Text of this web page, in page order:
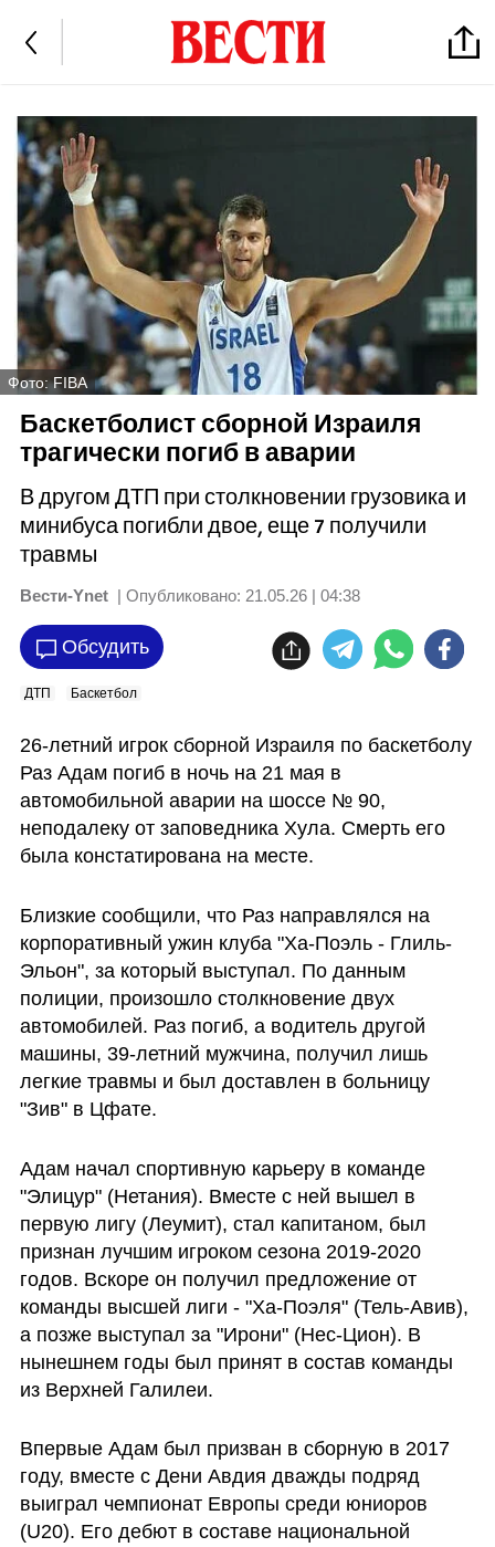
Фото: FIBA
Баскетболист сборной Израиля
трагически погиб в аварии
В другом ДТП при столкновении грузовика и
минибуса погибли двое, еще 7 получили
травмы
Вести-Ynet | Опубликовано: 21.05.26 | 04:38
Обсудить
ДТП Баскетбол
26-летний игрок сборной Израиля по баскетболу
Раз Адам погиб в ночь на 21 мая в
автомобильной аварии на шоссе № 90,
неподалеку от заповедника Хула. Смерть его
была констатирована на месте.
Близкие сообщили, что Раз направлялся на
корпоративный ужин клуба "Ха-Поэль - Глиль-
Эльон", за который выступал. По данным
полиции, произошло столкновение двух
автомобилей. Раз погиб, а водитель другой
машины, 39-летний мужчина, получил лишь
легкие травмы и был доставлен в больницу
"Зив" в Цфате.
Адам начал спортивную карьеру в команде
"Элицур" (Нетания). Вместе с ней вышел в
первую лигу (Леумит), стал капитаном, был
признан лучшим игроком сезона 2019-2020
годов. Вскоре он получил предложение от
команды высшей лиги - "Ха-Поэля" (Тель-Авив),
а позже выступал за "Ирони" (Нес-Цион). В
нынешнем годы был принят в состав команды
из Верхней Галилеи.
Впервые Адам был призван в сборную в 2017
году, вместе с Дени Авдия дважды подряд
выиграл чемпионат Европы среди юниоров
(U20). Его дебют в составе национальной